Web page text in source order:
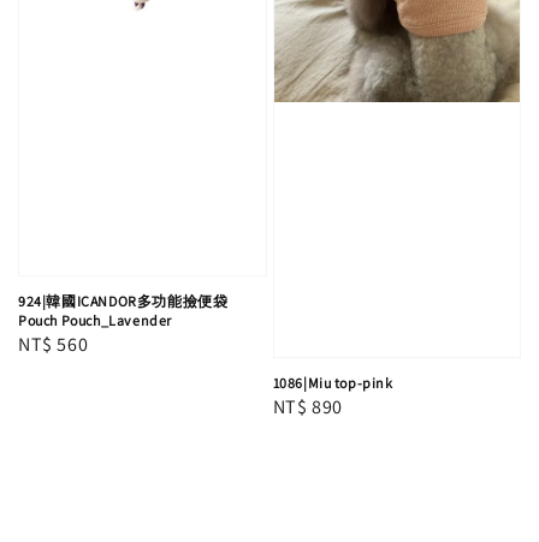
924|韓國ICANDOR多功能撿便袋
Pouch Pouch_Lavender
Regular
NT$ 560
1086|Miu top-pink
Regular
NT$ 890